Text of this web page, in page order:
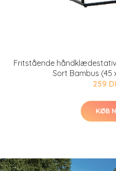
Fritstående
Sort Bambus (45
259
KØB